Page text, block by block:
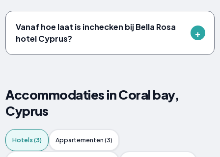
Vanaf hoe laat is inchecken bij Bella Rosa
hotel Cyprus?
Accommodaties in Coral bay,
Cyprus
Hotels (3) Appartementen (3)